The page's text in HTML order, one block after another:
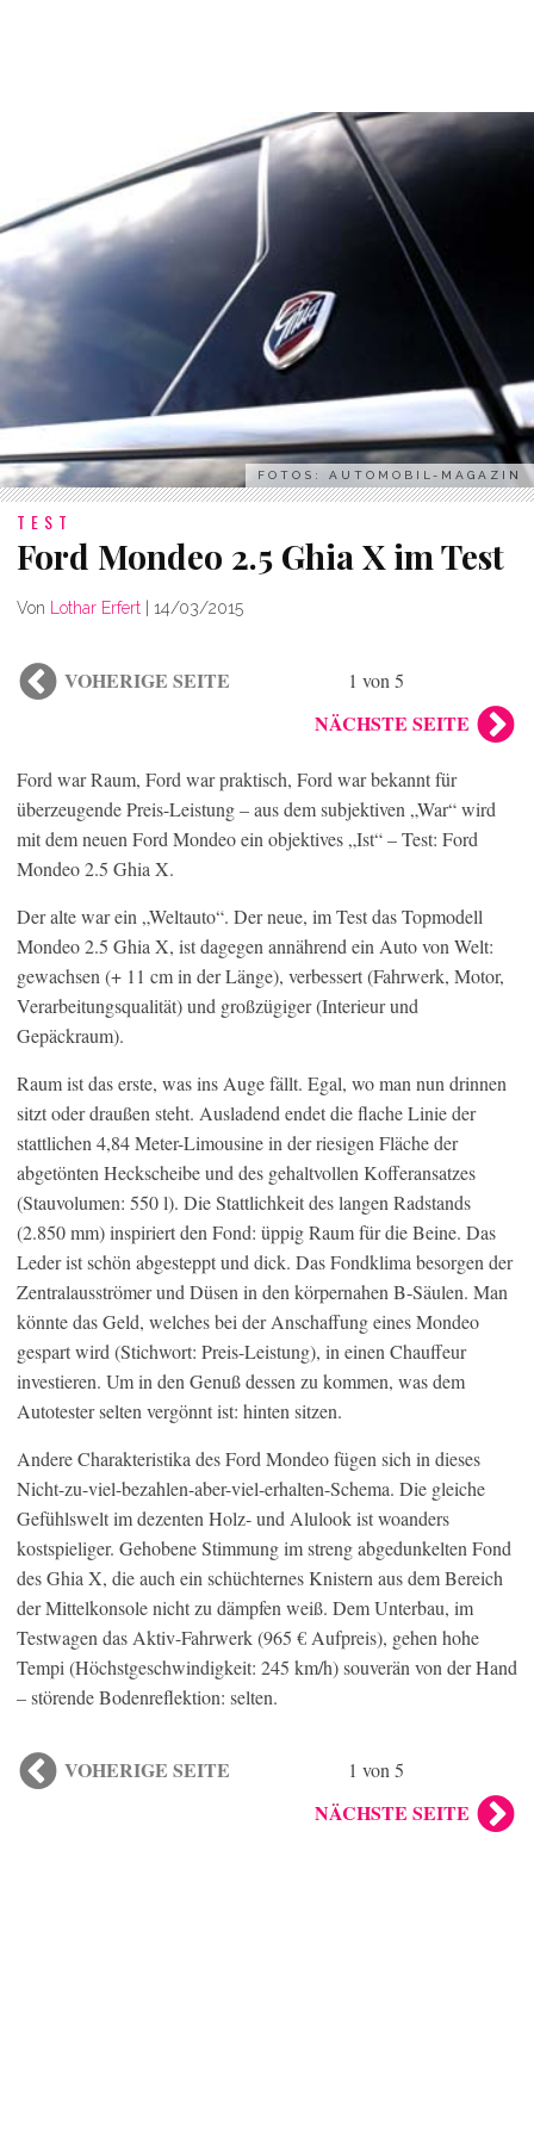
FOTOS: AUTOMOBIL-MAGAZIN
TEST
Ford Mondeo 2.5 Ghia X im Test
Von Lothar Erfert 14/03/2015
VOHERIGE SEITE 1 von 5
NÄCHSTE SEITE
Ford war Raum, Ford war praktisch, Ford war bekannt für
überzeugende Preis-Leistung – aus dem subjektiven „War“ wird
mit dem neuen Ford Mondeo ein objektives „Ist“ – Test: Ford
Mondeo 2.5 Ghia X.
Der alte war ein „Weltauto“. Der neue, im Test das Topmodell
Mondeo 2.5 Ghia X, ist dagegen annährend ein Auto von Welt:
gewachsen (+ 11 cm in der Länge), verbessert (Fahrwerk, Motor,
Verarbeitungsqualität) und großzügiger (Interieur und
Gepäckraum).
Raum ist das erste, was ins Auge fällt. Egal, wo man nun drinnen
sitzt oder draußen steht. Ausladend endet die flache Linie der
stattlichen 4,84 Meter-Limousine in der riesigen Fläche der
abgetönten Heckscheibe und des gehaltvollen Kofferansatzes
(Stauvolumen: 550 l). Die Stattlichkeit des langen Radstands
(2.850 mm) inspiriert den Fond: üppig Raum für die Beine. Das
Leder ist schön abgesteppt und dick. Das Fondklima besorgen der
Zentralausströmer und Düsen in den körpernahen B-Säulen. Man
könnte das Geld, welches bei der Anschaffung eines Mondeo
gespart wird (Stichwort: Preis-Leistung), in einen Chauffeur
investieren. Um in den Genuß dessen zu kommen, was dem
Autotester selten vergönnt ist: hinten sitzen.
Andere Charakteristika des Ford Mondeo fügen sich in dieses
Nicht-zu-viel-bezahlen-aber-viel-erhalten-Schema. Die gleiche
Gefühlswelt im dezenten Holz- und Alulook ist woanders
kostspieliger. Gehobene Stimmung im streng abgedunkelten Fond
des Ghia X, die auch ein schüchternes Knistern aus dem Bereich
der Mittelkonsole nicht zu dämpfen weiß. Dem Unterbau, im
Testwagen das Aktiv-Fahrwerk (965 € Aufpreis), gehen hohe
Tempi (Höchstgeschwindigkeit: 245 km/h) souverän von der Hand
– störende Bodenreflektion: selten.
VOHERIGE SEITE 1 von 5
NÄCHSTE SEITE